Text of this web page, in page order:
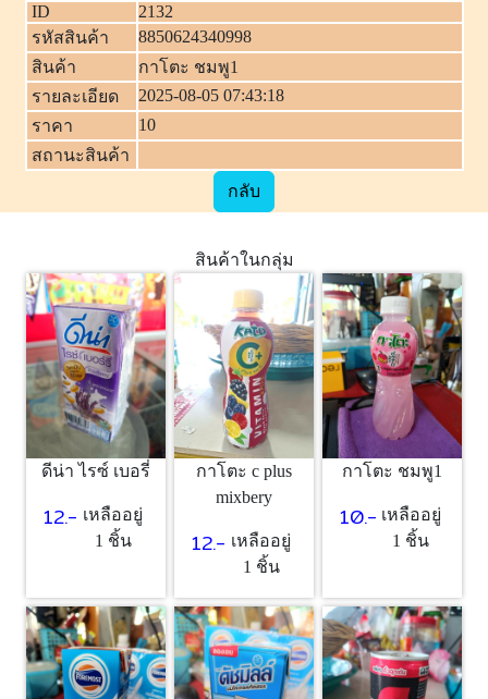
ID
2132
รหัสสินค้า
8850624340998
สินค้า
กาโตะ ชมพู1
รายละเอียด
2025-08-05 07:43:18
ราคา
10
สถานะสินค้า
กลับ
สินค้าในกลุ่ม
ดีน่า ไรซ์ เบอรี่
12.- เหลืออยู่
1 ชิ้น
กาโตะ c plus
mixbery
12.- เหลืออยู่
1 ชิ้น
กาโตะ ชมพู1
10.- เหลืออยู่
1 ชิ้น